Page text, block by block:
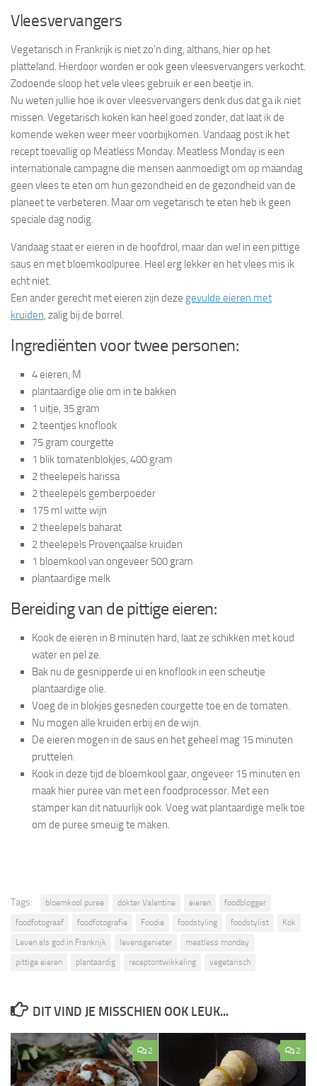
Vleesvervangers
Vegetarisch in Frankrijk is niet zo’n ding, althans, hier op het
platteland. Hierdoor worden er ook geen vleesvervangers verkocht.
Zodoende sloop het vele vlees gebruik er een beetje in.
Nu weten jullie hoe ik over vleesvervangers denk dus dat ga ik niet
missen. Vegetarisch koken kan heel goed zonder, dat laat ik de
komende weken weer meer voorbijkomen. Vandaag post ik het
recept toevallig op Meatless Monday. Meatless Monday is een
internationale campagne die mensen aanmoedigt om op maandag
geen vlees te eten om hun gezondheid en de gezondheid van de
planeet te verbeteren. Maar om vegetarisch te eten heb ik geen
speciale dag nodig.
Vandaag staat er eieren in de hoofdrol, maar dan wel in een pittige
saus en met bloemkoolpuree. Heel erg lekker en het vlees mis ik
echt niet.
Een ander gerecht met eieren zijn deze gevulde eieren met
kruiden, zalig bij de borrel.
Ingrediënten voor twee personen:
4 eieren, M
plantaardige olie om in te bakken
1 uitje, 35 gram
2 teentjes knoflook
75 gram courgette
1 blik tomatenblokjes, 400 gram
2 theelepels harissa
2 theelepels gemberpoeder
175 ml witte wijn
2 theelepels baharat
2 theelepels Provençaalse kruiden
1 bloemkool van ongeveer 500 gram
plantaardige melk
Bereiding van de pittige eieren:
Kook de eieren in 8 minuten hard, laat ze schikken met koud
water en pel ze.
Bak nu de gesnipperde ui en knoflook in een scheutje
plantaardige olie.
Voeg de in blokjes gesneden courgette toe en de tomaten.
Nu mogen alle kruiden erbij en de wijn.
De eieren mogen in de saus en het geheel mag 15 minuten
pruttelen.
Kook in deze tijd de bloemkool gaar, ongeveer 15 minuten en
maak hier puree van met een foodprocessor. Met een
stamper kan dit natuurlijk ook. Voeg wat plantaardige melk toe
om de puree smeuïg te maken.
Tags: bloemkool puree dokter Valentine eieren
foodblogger
foodfotograaf
foodfotografie Foodie foodstyling foodstylist
Kok
Leven als god in Frankrijk
levensgenieter
meatless monday
pittige eieren
plantaardig receptontwikkeling vegetarisch
DIT VIND JE MISSCHIEN OOK LEUK...
2 2